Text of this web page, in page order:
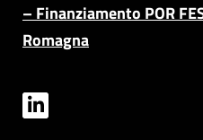
– Finanziamento POR
Romagna